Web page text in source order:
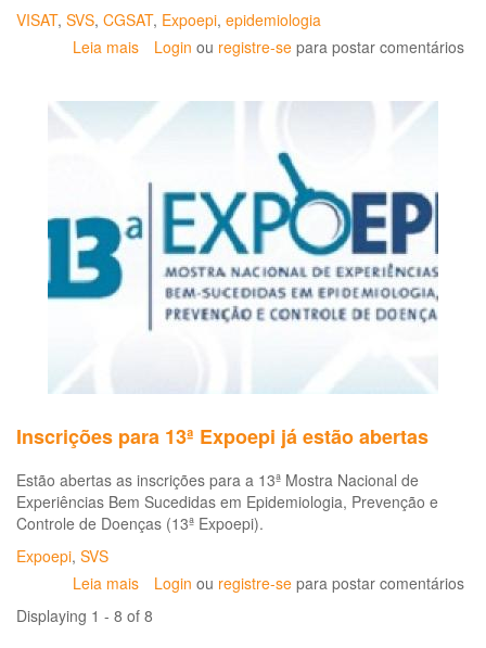
VISAT, SVS, CGSAT, Expoepi, epidemiologia
Leia mais sobre
as
Mostra
Nacional
Experiências
Bem
Sucedidas
Prevenção
Controle
Doenças
Login ou registre-se para postar comentários
Inscrições para 13ª Expoepi já estão abertas
Estão abertas as inscrições para a 13ª Mostra Nacional de
Experiências Bem Sucedidas em Epidemiologia, Prevenção e
Controle de Doenças (13ª Expoepi).
Expoepi, SVS
Leia mais sobre
Inscrições
para
Login ou registre-se para postar comentários
Displaying 1 - 8 of 8